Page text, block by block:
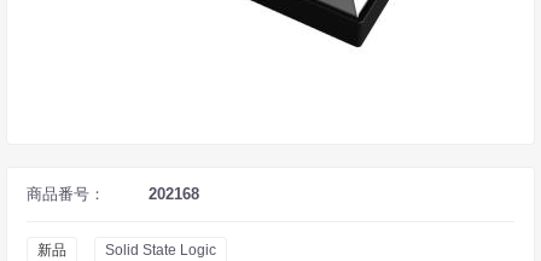
商品番号： 202168
新品 Solid State Logic